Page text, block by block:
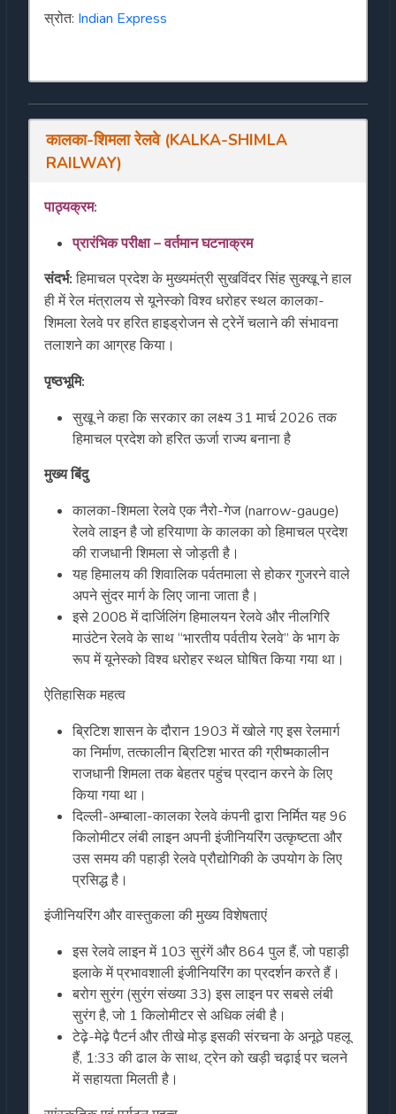
स्रोत: Indian Express
कालका-शिमला रेलवे (KALKA-SHIMLA
RAILWAY)
पाठ्यक्रम:
प्रारंभिक परीक्षा – वर्तमान घटनाक्रम
संदर्भ:हिमाचल प्रदेश के मुख्यमंत्री सुखविंदर सिंह सुक्खू ने हाल
ही में रेल मंत्रालय से यूनेस्को विश्व धरोहर स्थल कालका-
शिमला रेलवे पर हरित हाइड्रोजन से ट्रेनें चलाने की संभावना
तलाशने का आग्रह किया।
पृष्ठभूमि:
सुखू ने कहा कि सरकार का लक्ष्य 31 मार्च 2026 तक
हिमाचल प्रदेश को हरित ऊर्जा राज्य बनाना है
मुख्य बिंदु
कालका-शिमला रेलवे एक नैरो-गेज (narrow-gauge)
रेलवे लाइन है जो हरियाणा के कालका को हिमाचल प्रदेश
की राजधानी शिमला से जोड़ती है।
यह हिमालय की शिवालिक पर्वतमाला से होकर गुजरने वाले
अपने सुंदर मार्ग के लिए जाना जाता है।
इसे 2008 में दार्जिलिंग हिमालयन रेलवे और नीलगिरि
माउंटेन रेलवे के साथ “भारतीय पर्वतीय रेलवे” के भाग के
रूप में यूनेस्को विश्व धरोहर स्थल घोषित किया गया था।
ऐतिहासिक महत्व
ब्रिटिश शासन के दौरान 1903 में खोले गए इस रेलमार्ग
का निर्माण, तत्कालीन ब्रिटिश भारत की ग्रीष्मकालीन
राजधानी शिमला तक बेहतर पहुंच प्रदान करने के लिए
किया गया था।
दिल्ली-अम्बाला-कालका रेलवे कंपनी द्वारा निर्मित यह 96
किलोमीटर लंबी लाइन अपनी इंजीनियरिंग उत्कृष्टता और
उस समय की पहाड़ी रेलवे प्रौद्योगिकी के उपयोग के लिए
प्रसिद्ध है।
इंजीनियरिंग और वास्तुकला की मुख्य विशेषताएं
इस रेलवे लाइन में 103 सुरंगें और 864 पुल हैं, जो पहाड़ी
इलाके में प्रभावशाली इंजीनियरिंग का प्रदर्शन करते हैं।
बरोग सुरंग (सुरंग संख्या 33) इस लाइन पर सबसे लंबी
सुरंग है, जो 1 किलोमीटर से अधिक लंबी है।
टेढ़े-मेढ़े पैटर्न और तीखे मोड़ इसकी संरचना के अनूठे पहलू
हैं, 1:33 की ढाल के साथ, ट्रेन को खड़ी चढ़ाई पर चलने
में सहायता मिलती है।